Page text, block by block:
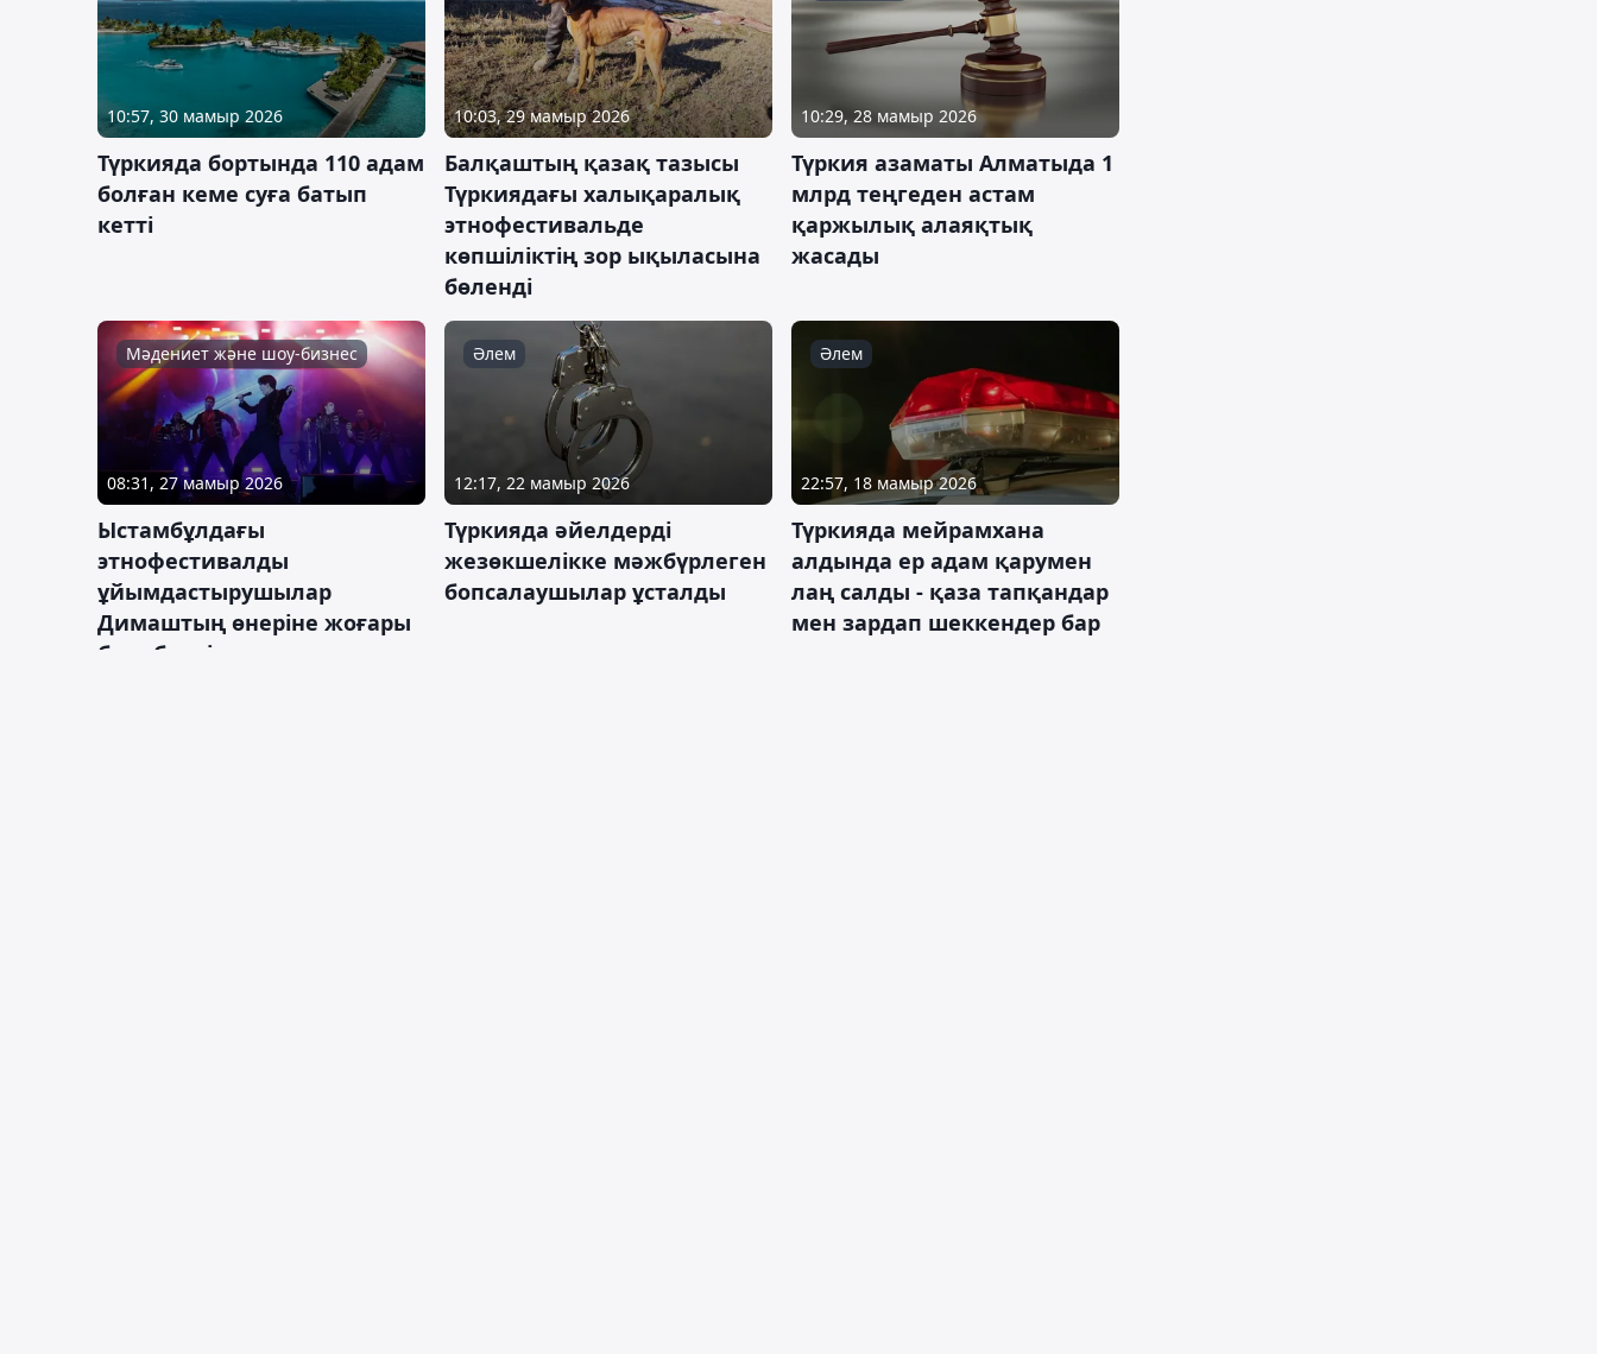
10:57, 30 мамыр 2026
Түркияда бортында 110 адам
болған кеме суға батып
кетті
10:03, 29 мамыр 2026
Балқаштың қазақ тазысы
Түркиядағы халықаралық
этнофестивальде
көпшіліктің зор ықыласына
бөленді
10:29, 28 мамыр 2026
Түркия азаматы Алматыда 1
млрд теңгеден астам
қаржылық алаяқтық
жасады
Мәдениет және шоу-бизнес
08:31, 27 мамыр 2026
Ыстамбұлдағы
этнофестивалды
ұйымдастырушылар
Димаштың өнеріне жоғары
баға берді
Әлем
12:17, 22 мамыр 2026
Түркияда әйелдерді
жезөкшелікке мәжбүрлеген
бопсалаушылар ұсталды
Әлем
22:57, 18 мамыр 2026
Түркияда мейрамхана
алдында ер адам қарумен
лаң салды - қаза тапқандар
мен зардап шеккендер бар